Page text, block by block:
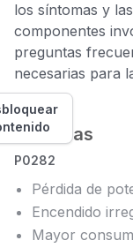
los síntomas y
componentes
preguntas
necesarias para
Síntomas
P0282
Pérdida de
Encendido
Mayor